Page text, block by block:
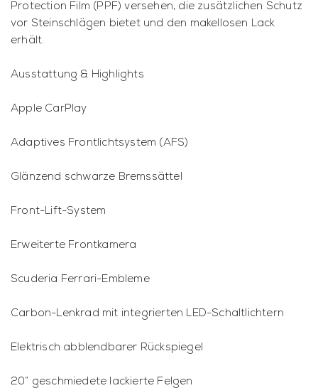
Protection Film (PPF) versehen, die zusätzlichen Schutz
vor Steinschlägen bietet und den makellosen Lack
erhält.
Ausstattung & Highlights
Apple CarPlay
Adaptives Frontlichtsystem (AFS)
Glänzend schwarze Bremssättel
Front-Lift-System
Erweiterte Frontkamera
Scuderia Ferrari-Embleme
Carbon-Lenkrad mit integrierten LED-Schaltlichtern
Elektrisch abblendbarer Rückspiegel
20” geschmiedete lackierte Felgen